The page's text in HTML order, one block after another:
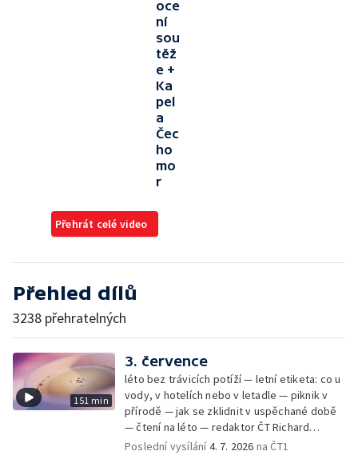
oce
ní
sou
těž
e +
Ka
pel
a
Čec
ho
mo
r
Přehrát celé video
Přehled dílů
3238 přehratelných
151 min
3. července
léto bez trávicích potíží — letní etiketa: co u
vody, v hotelích nebo v letadle — piknik v
přírodě — jak se zklidnit v uspěchané době
— čtení na léto — redaktor ČT Richard
Samko
Poslední vysílání4. 7. 2026 na ČT1